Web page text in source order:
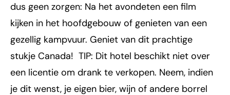
dus geen zorgen: Na het avondeten een film
kijken in het hoofdgebouw of genieten van een
gezellig kampvuur. Geniet van dit prachtige
stukje Canada! TIP: Dit hotel beschikt niet over
een licentie om drank te verkopen. Neem, indien
je dit wenst, je eigen bier, wijn of andere borrel